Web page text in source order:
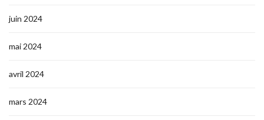
juin 2024
mai 2024
avril 2024
mars 2024